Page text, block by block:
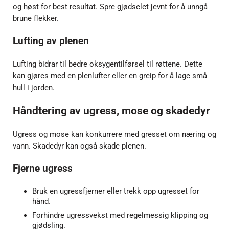
og høst for best resultat. Spre gjødselet jevnt for å unngå
brune flekker.
Lufting av plenen
Lufting bidrar til bedre oksygentilførsel til røttene. Dette
kan gjøres med en plenlufter eller en greip for å lage små
hull i jorden.
Håndtering av ugress, mose og skadedyr
Ugress og mose kan konkurrere med gresset om næring og
vann. Skadedyr kan også skade plenen.
Fjerne ugress
Bruk en ugressfjerner eller trekk opp ugresset for
hånd.
Forhindre ugressvekst med regelmessig klipping og
gjødsling.